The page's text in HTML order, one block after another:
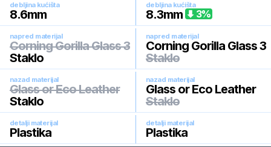
debljina kućišta
8.6mm
debljina kućišta
8.3mm 3%
napred materijal
Corning Gorilla Glass 3
Staklo
napred materijal
Corning Gorilla Glass 3
Staklo
nazad materijal
Glass or Eco Leather
Staklo
nazad materijal
Glass or Eco Leather
Staklo
detalji materijal
Plastika
detalji materijal
Plastika